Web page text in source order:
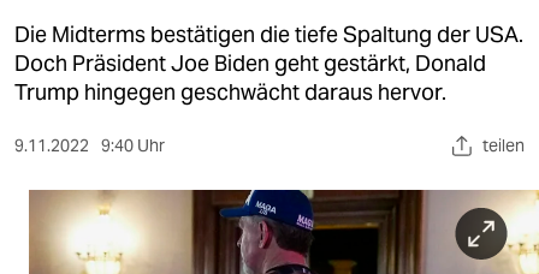
kultur
sport
berlin
nord
wahrheit
Die Midterms bestätigen die tiefe Spaltung der USA.
Doch Präsident Joe Biden geht gestärkt, Donald
Trump hingegen geschwächt daraus hervor.
9.11.2022 9:40 Uhr teilen